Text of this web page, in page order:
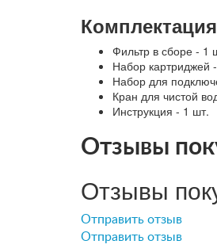
Фильтр в сборе - 1
Набор картриджей
Набор для
Кран для чистой
Инструкция - 1 шт.
Отзывы
Отзывы
Отправить отзыв
Отправить отзыв